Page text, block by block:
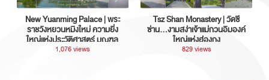
New Yuanming Palace | พระ
ราชวังหยวนหมิงใหม่ ความยิ่ง
ใหญ่แห่งประวัติศาสตร์ มณฑล
กวางตุ้ง ประเทศจีน
1,076 views
Tsz Shan Monastery | วัดซี
ซ่าน…งามสง่าเจ้าแม่กวนอิมองค์
ใหญ่แห่งฮ่องกง
829 views